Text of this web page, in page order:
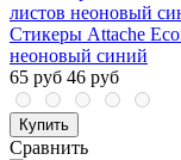
Стикеры Attache
неоновый синий
65 руб 46 руб
Купить
Сравнить